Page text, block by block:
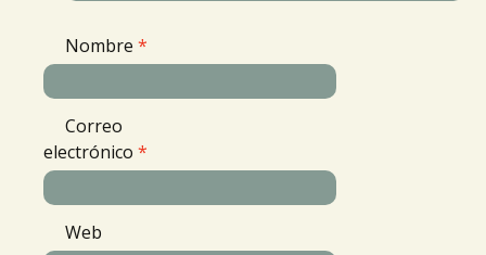
Nombre *
Correo
electrónico *
Web